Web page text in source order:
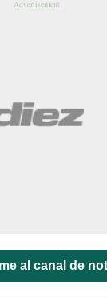
al canal de